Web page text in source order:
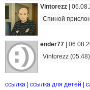
Vintorezz
Спиной
ender77
Vintorezz
ссылка ссылка для детей